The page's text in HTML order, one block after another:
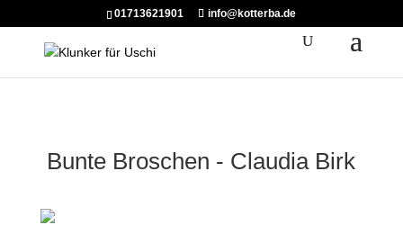
01713621901 info@kotterba.de
Bunte Broschen - Claudia Birk